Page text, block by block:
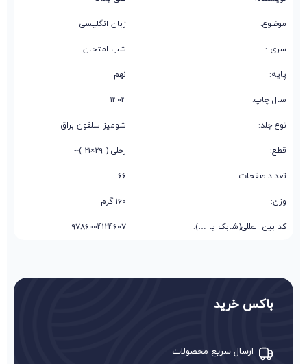
موضوع: زبان انگلیسی
سری : شب امتحان
پایه: نهم
سال چاپ: 1404
نوع جلد: شومیز سلفون براق
قطع: رحلی ( 29×21 )~
تعداد صفحات: 66
وزن: 160 گرم
کد بین المللی(شابک یا …): 9786004124607
باکس خرید
ارسال سریع محصولات